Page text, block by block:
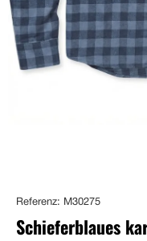
Referenz: M30275
Schieferblaues